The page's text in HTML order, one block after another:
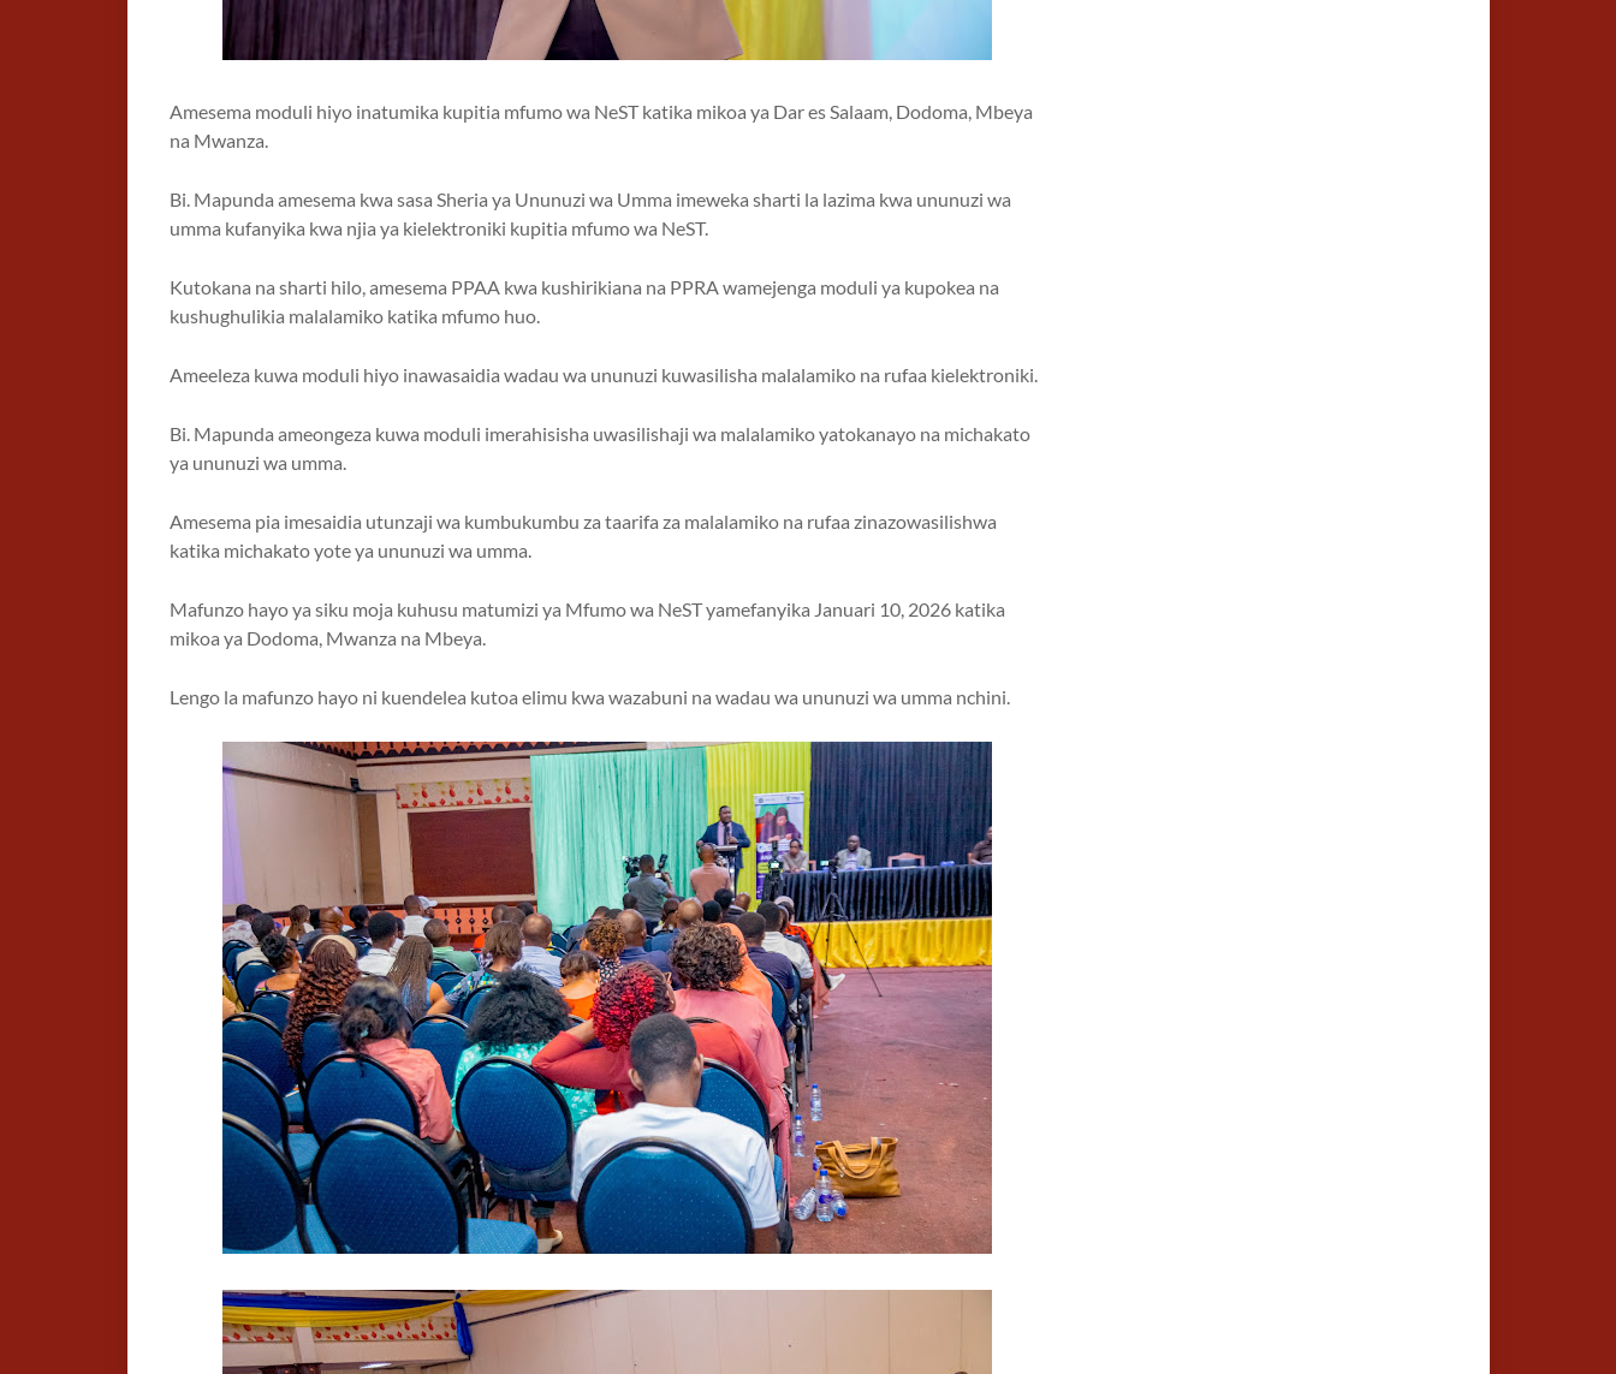
Amesema moduli hiyo inatumika kupitia mfumo wa NeST katika mikoa ya Dar es Salaam, Dodoma, Mbeya
na Mwanza.
Bi. Mapunda amesema kwa sasa Sheria ya Ununuzi wa Umma imeweka sharti la lazima kwa ununuzi wa
umma kufanyika kwa njia ya kielektroniki kupitia mfumo wa NeST.
Kutokana na sharti hilo, amesema PPAA kwa kushirikiana na PPRA wamejenga moduli ya kupokea na
kushughulikia malalamiko katika mfumo huo.
Ameeleza kuwa moduli hiyo inawasaidia wadau wa ununuzi kuwasilisha malalamiko na rufaa kielektroniki.
Bi. Mapunda ameongeza kuwa moduli imerahisisha uwasilishaji wa malalamiko yatokanayo na michakato
ya ununuzi wa umma.
Amesema pia imesaidia utunzaji wa kumbukumbu za taarifa za malalamiko na rufaa zinazowasilishwa
katika michakato yote ya ununuzi wa umma.
Mafunzo hayo ya siku moja kuhusu matumizi ya Mfumo wa NeST yamefanyika Januari 10, 2026 katika
mikoa ya Dodoma, Mwanza na Mbeya.
Lengo la mafunzo hayo ni kuendelea kutoa elimu kwa wazabuni na wadau wa ununuzi wa umma nchini.